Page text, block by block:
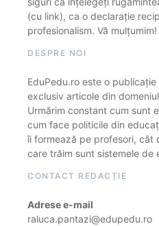
(cu link), ca o declarație
profesionalism. Vă mulțumim!
DESPRE NOI
EduPedu.ro este o
exclusiv articole din
Urmărim constant cum sunt
cum face politicile din
îi formează pe profesori, cât
care trăim sunt sistemele de
CONTACT REDACȚIE
Adrese e-mail
raluca.pantazi@edupedu.ro